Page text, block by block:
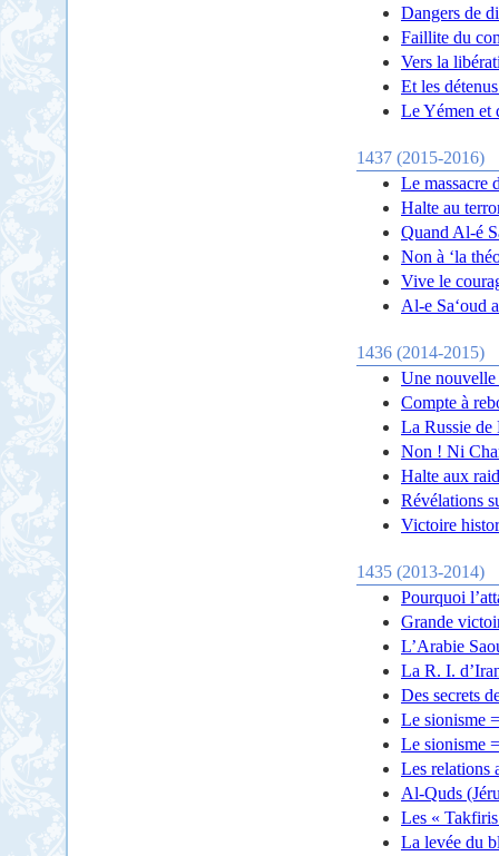
Dangers de
Faillite du
Vers la
Et les
Le Yémen et
1437 (2015-2016)
Le massacre
Halte au
Quand Al-é
Non à ‘la
Vive le
Al-e Sa‘oud
1436 (2014-2015)
Une
Compte à
La Russie de
Non ! Ni
Halte aux
Révélations
Victoire
1435 (2013-2014)
Pourquoi
Grande
L’Arabie
La R. I.
Des secrets
Le sionisme
Le sionisme
Les relations
Al-Quds
Les «
La levée du